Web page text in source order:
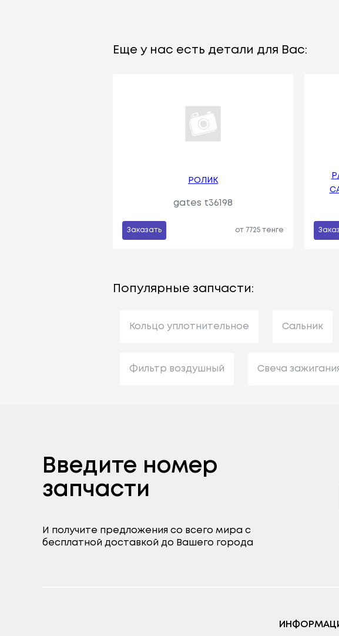
Еще у нас есть детали для Вас:
РОЛИК
gates t36198
Заказать от 7725 тенге
Популярные запчасти:
Кольцо уплотнительное Сальник
Фильтр воздушный Свеча
Введите номер
запчасти
И получите предложения со всего мира с
бесплатной доставкой до Вашего города